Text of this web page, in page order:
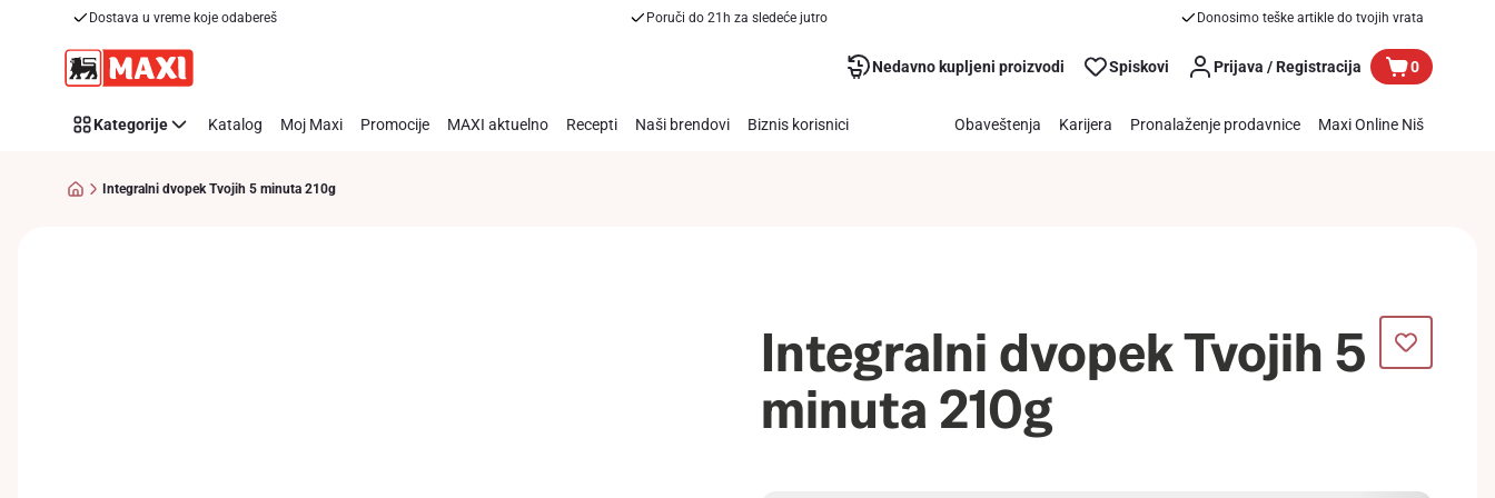
Dostava u vreme koje odabereš Poruči do 21h za sledeće jutro Donosimo teške artikle do tvojih vrata
Nedavno kupljeni proizvodi Spiskovi Prijava / Registracija 0
Kategorije Katalog Moj Maxi Promocije MAXI aktuelno Recepti Naši brendovi Biznis korisnici Obaveštenja Karijera Pronalaženje prodavnice Maxi Online Niš
Integralni dvopek Tvojih 5 minuta 210g
Integralni dvopek Tvojih 5
minuta 210g